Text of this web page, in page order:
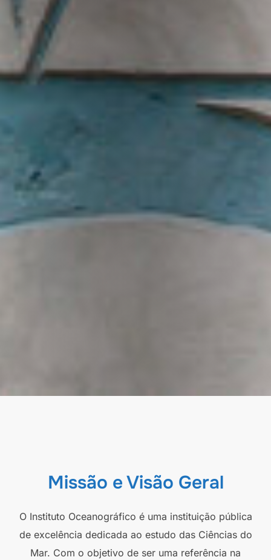
Missão e Visão Geral
O Instituto Oceanográfico é uma instituição pública
de excelência dedicada ao estudo das Ciências do
Mar. Com o objetivo de ser uma referência na